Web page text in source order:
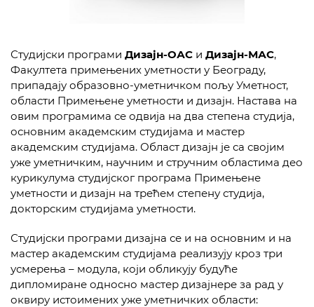
Студијски програми Дизајн-ОАС и Дизајн-МАС,
Факултета примењених уметности у Београду,
припадају образовно-уметничком пољу Уметност,
области Примењене уметности и дизајн. Настава на
овим програмима се одвија на два степена студија,
основним академским студијама и мастер
академским студијама. Област дизајн је са својим
уже уметничким, научним и стручним областима део
курикулума студијског програма Примењене
уметности и дизајн на трећем степену студија,
докторским студијама уметности.
Студијски програми дизајна се и на основним и на
мастер академским студијама реализују кроз три
усмерења – модула, који обликују будуће
дипломиране односно мастер дизајнере за рад у
оквиру истоимених уже уметничких области: